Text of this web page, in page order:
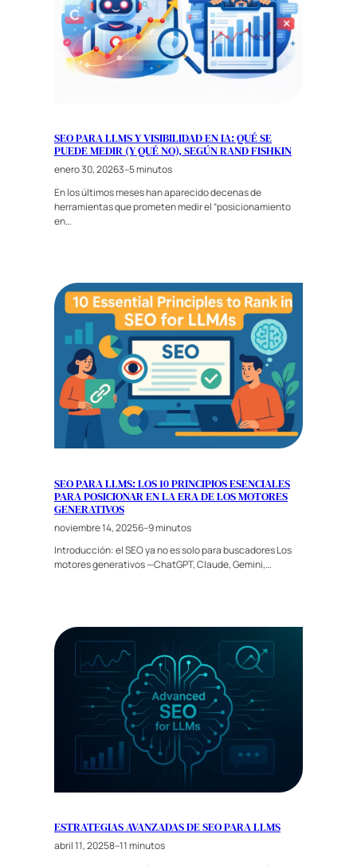
SEO PARA LLMS Y VISIBILIDAD EN IA: QUÉ SE
PUEDE MEDIR (Y QUÉ NO), SEGÚN RAND FISHKIN
enero 30, 20263–5 minutos
En los últimos meses han aparecido decenas de
herramientas que prometen medir el “posicionamiento
en…
SEO PARA LLMS: LOS 10 PRINCIPIOS ESENCIALES
PARA POSICIONAR EN LA ERA DE LOS MOTORES
GENERATIVOS
noviembre 14, 20256–9 minutos
Introducción: el SEO ya no es solo para buscadores Los
motores generativos —ChatGPT, Claude, Gemini,…
ESTRATEGIAS AVANZADAS DE SEO PARA LLMS
abril 11, 20258–11 minutos